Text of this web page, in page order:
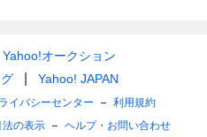
Yahoo!オークション
Yahoo! JAPAN
イバシーセンター
利用規約
法の表示 ヘルプ・お問い合わせ